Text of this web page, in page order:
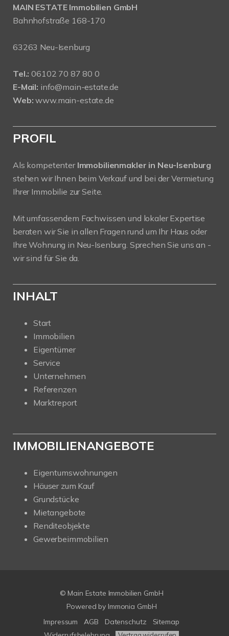
MAIN ESTATE Immobilien GmbH
Bahnhofstraße 168-170
63263 Neu-Isenburg
Tel.: 06102 70 87 80 0
E-Mail: info@main-estate.de
Web: www.main-estate.de
PROFIL
Als kompetenter Immobilienmakler in Neu-Isenburg
stehen wir Ihnen beim Verkauf und bei der Vermietung
Ihrer Immobilie zur Seite.
Mit umfassendem Fachwissen und lokaler Expertise
beraten wir Sie in allen Fragen rund um Ihr Haus oder
Ihre Wohnung in Neu-Isenburg. Sprechen Sie uns an -
wir sind für Sie da.
INHALT
Start
Immobilien
Eigentümer
Service
Unternehmen
Referenzen
Marktreport
IMMOBILIENANGEBOTE
Eigentumswohnungen
Häuser zum Kauf
Grundstücke
Mietangebote
Renditeobjekte
Gewerbeimmobilien
© Main Estate Immobilien GmbH
Powered by Immonia GmbH
Impressum
AGB Datenschutz
Sitemap